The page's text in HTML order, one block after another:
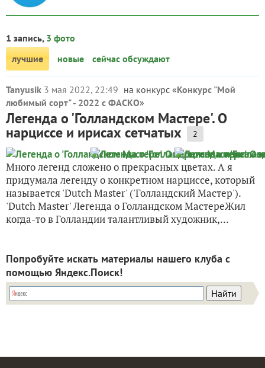
1 запись, 3 фото
лучшие
новые сейчас обсуждают
Tanyusik 3 мая 2022, 22:49 на конкурс «Конкурс "Мой
любимый сорт" - 2022 с ФАСКО»
Легенда о 'Голландском Мастере'. О
нарциссе и ирисах сетчатых 2
Много легенд сложено о прекрасных цветах. А я
придумала легенду о конкретном нарциссе, который
называется 'Dutch Master' ('Голландский Мастер').
'Dutch Master' Легенда о Голландском МастереЖил
когда-то в Голландии талантливый художник,...
Попробуйте искать материалы нашего клуба с
помощью Яндекс.Поиск!